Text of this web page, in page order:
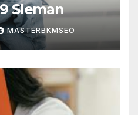
Sleman
MASTERBKMSEO